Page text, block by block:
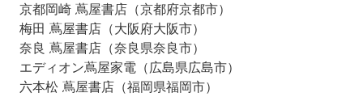
京都岡崎 蔦屋書店（京都府京都市）
梅田 蔦屋書店（大阪府大阪市）
奈良 蔦屋書店（奈良県奈良市）
エディオン蔦屋家電（広島県広島市）
六本松 蔦屋書店（福岡県福岡市）